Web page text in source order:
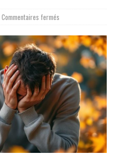
Commentaires fermés